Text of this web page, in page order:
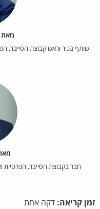
מאת‏
שותף בכיר וראש קבוצת הסייבר,
חבר בקבוצת הסייבר, הפרטיות
זמן קריאה: דקה אחת